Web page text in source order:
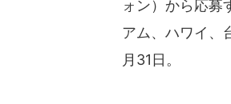
ォン）から応募
アム、ハワイ、
月31日。